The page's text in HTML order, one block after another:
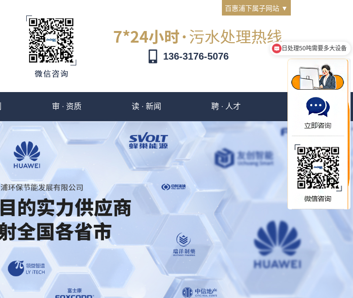
百惠浦下属子网站 ▼
136-3176-5076
审 · 资质 读 · 新闻 聘 · 人才 撩 · 客服
一体化设备多少钱